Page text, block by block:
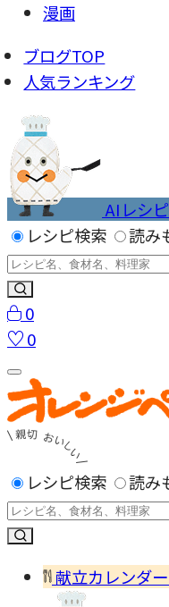
漫画
ブログTOP
人気ランキング
AIレシ
レシピ検索
読み
0
0
レシピ検索 読み
献立カレンダー